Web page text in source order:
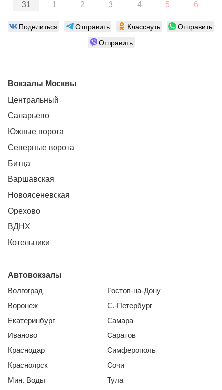
31
1 2 3 4 5 6
Поделиться Отправить Класснуть
Отправить
Отправить
Вокзалы Москвы
Центральный
Саларьево
Южные ворота
Северные ворота
Битца
Варшавская
Новоясеневская
Орехово
ВДНХ
Котельники
Автовокзалы
Волгоград
Воронеж
Екатеринбург
Иваново
Краснодар
Красноярск
Мин. Воды
Ростов-на-Дону
С.-Петербург
Самара
Саратов
Симферополь
Сочи
Тула